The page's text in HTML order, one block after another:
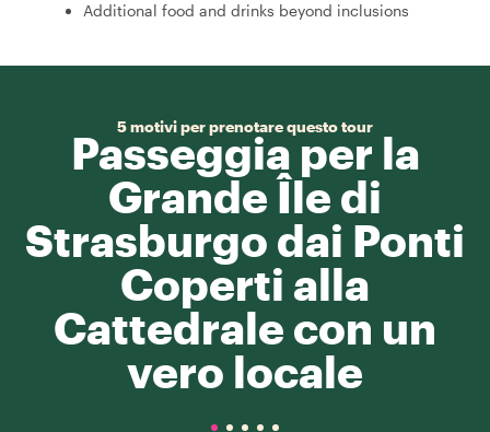
Additional food and drinks beyond inclusions
5 motivi per prenotare questo tour
Passeggia per la
Grande Île di
Strasburgo dai Ponti
Coperti alla
Cattedrale con un
vero locale